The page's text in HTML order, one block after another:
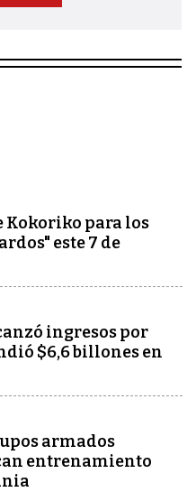
Kokoriko para los
este 7 de
ingresos por
$6,6 billones en
armados
entrenamiento